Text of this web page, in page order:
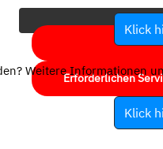
Erforderlichen
Klick
Weitere Informationen
Klick